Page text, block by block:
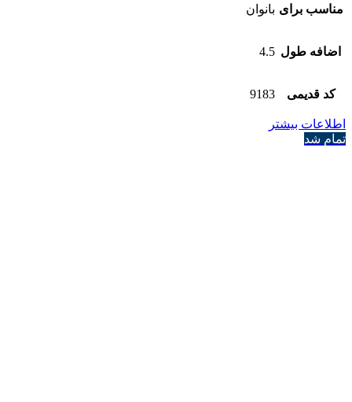
مناسب برای بانوان
اضافه طول 4.5
کد قدیمی 9183
اطلاعات بیشتر
تمام شد